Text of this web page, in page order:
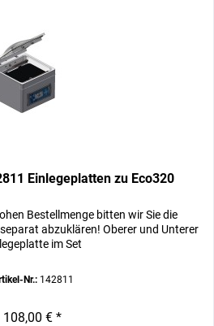
Einlegeplatten zu Eco320
Bestellmenge bitten wir Sie die
abzuklären! Oberer und Unterer
im Set
Nr.:142811
108,00 € *